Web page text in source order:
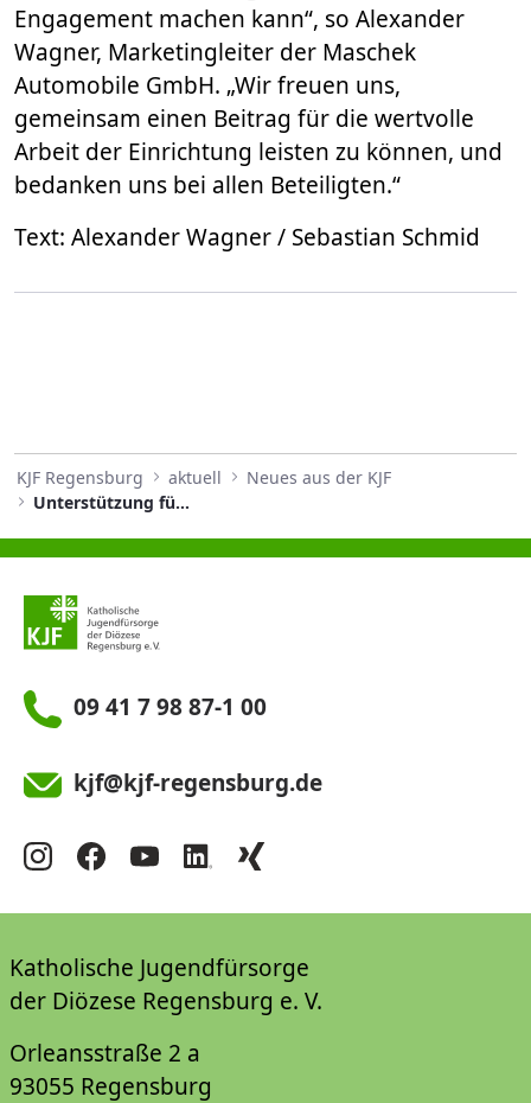
Engagement machen kann“, so Alexander
Wagner, Marketingleiter der Maschek
Automobile GmbH. „Wir freuen uns,
gemeinsam einen Beitrag für die wertvolle
Arbeit der Einrichtung leisten zu können, und
bedanken uns bei allen Beteiligten.“
Text: Alexander Wagner / Sebastian Schmid
KJF Regensburg aktuell
Neues aus der KJF
Unterstützung für die Region
09 41 7 98 87-1 00
kjf@kjf-regensburg.de
Katholische Jugendfürsorge
der Diözese Regensburg e. V.
Orleansstraße 2 a
93055 Regensburg